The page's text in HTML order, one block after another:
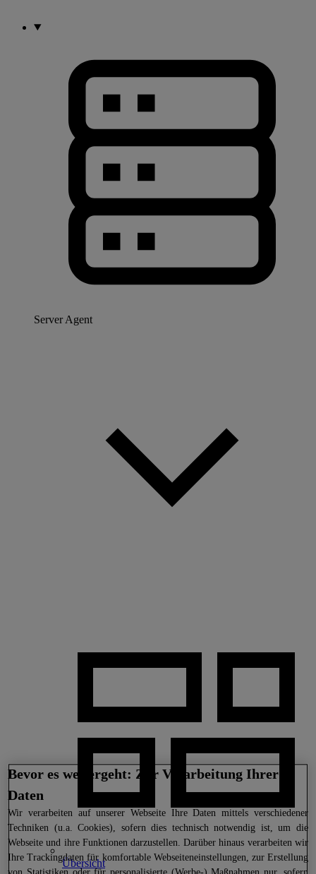
Server Agent
Übersicht
Bevor es weitergeht: Zur Verarbeitung Ihrer
Daten
Wir verarbeiten auf unserer Webseite Ihre Daten mittels verschiedener
Techniken (u.a. Cookies), sofern dies technisch notwendig ist, um die
Webseite und ihre Funktionen darzustellen. Darüber hinaus verarbeiten wir
Ihre Trackingdaten für komfortable Webseiteneinstellungen, zur Erstellung